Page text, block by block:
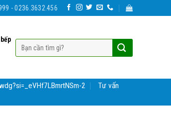
- 0236.3632.456
2
Tư vấn